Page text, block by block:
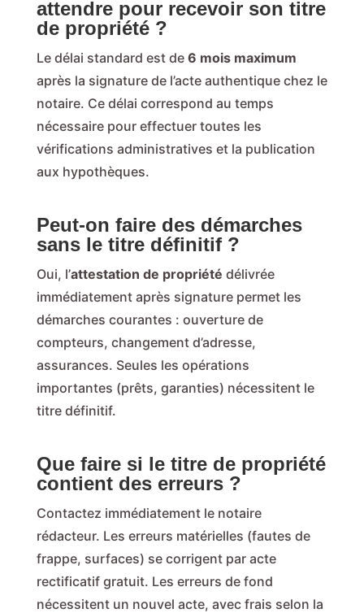
attendre pour recevoir son titre
de propriété ?
Le délai standard est de 6 mois maximum
après la signature de l’acte authentique chez le
notaire. Ce délai correspond au temps
nécessaire pour effectuer toutes les
vérifications administratives et la publication
aux hypothèques.
Peut-on faire des démarches
sans le titre définitif ?
Oui, l’attestation de propriété délivrée
immédiatement après signature permet les
démarches courantes : ouverture de
compteurs, changement d’adresse,
assurances. Seules les opérations
importantes (prêts, garanties) nécessitent le
titre définitif.
Que faire si le titre de propriété
contient des erreurs ?
Contactez immédiatement le notaire
rédacteur. Les erreurs matérielles (fautes de
frappe, surfaces) se corrigent par acte
rectificatif gratuit. Les erreurs de fond
nécessitent un nouvel acte, avec frais selon la